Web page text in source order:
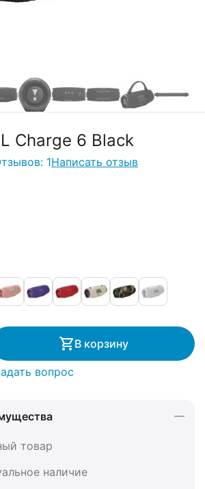
Charge 6 Black
1Написать отзыв
В корзину
вопрос
товар
наличие